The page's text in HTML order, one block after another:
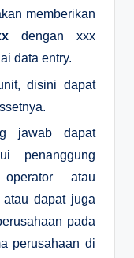
memberikan
dengan xxx
data entry.
disini dapat
jawab dapat
penanggung
atau
dapat juga
pada
perusahaan di